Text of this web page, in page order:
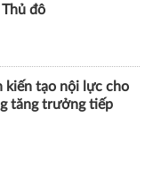
đô
kiến tạo nội lực cho
tăng trưởng tiếp